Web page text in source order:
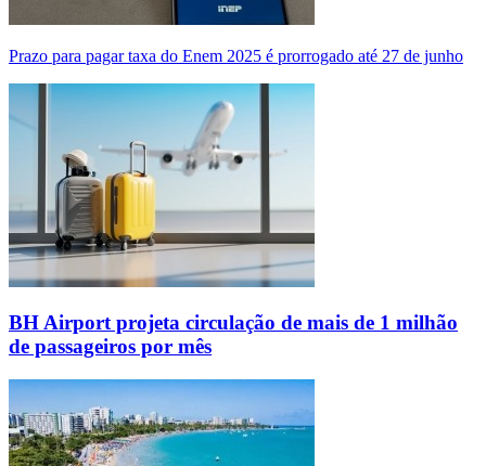
Prazo para pagar taxa do Enem 2025 é prorrogado até 27 de junho
BH Airport projeta circulação de mais de 1 milhão
de passageiros por mês